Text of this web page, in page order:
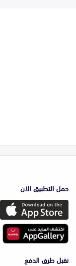
حمل التطبيق الان
نقبل طرق الدفع